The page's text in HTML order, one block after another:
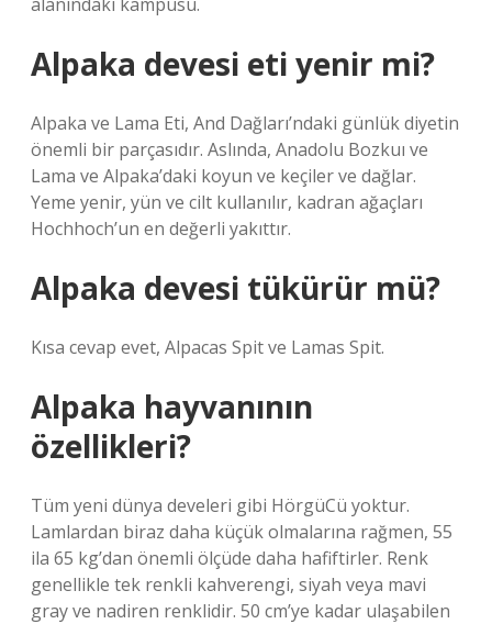
Alpaka devesi eti yenir mi?
Alpaka ve Lama Eti, And Dağları’ndaki günlük diyetin
önemli bir parçasıdır. Aslında, Anadolu Bozkuı ve
Lama ve Alpaka’daki koyun ve keçiler ve dağlar.
Yeme yenir, yün ve cilt kullanılır, kadran ağaçları
Hochhoch’un en değerli yakıttır.
Alpaka devesi tükürür mü?
Kısa cevap evet, Alpacas Spit ve Lamas Spit.
Alpaka hayvanının
özellikleri?
Tüm yeni dünya develeri gibi HörgüCü yoktur.
Lamlardan biraz daha küçük olmalarına rağmen, 55
ila 65 kg’dan önemli ölçüde daha hafiftirler. Renk
genellikle tek renkli kahverengi, siyah veya mavi
gray ve nadiren renklidir. 50 cm’ye kadar ulaşabilen